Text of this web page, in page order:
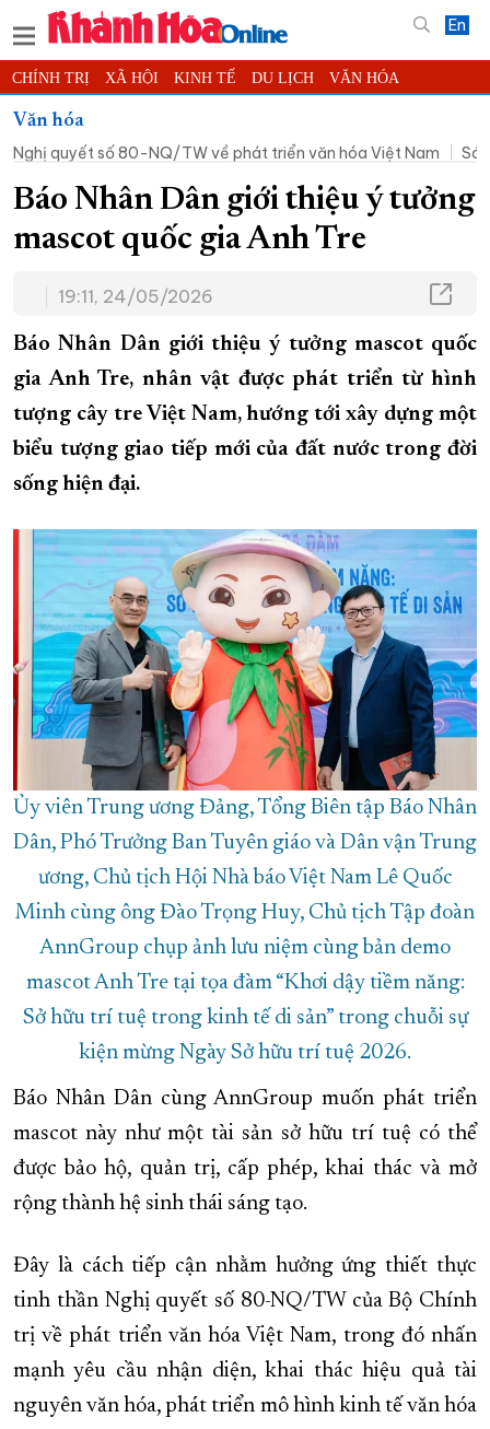
En
CHÍNH TRỊ XÃ HỘI KINH TẾ DU LỊCH VĂN HÓA
THỂ THAO
KHOA HỌC - CÔNG NGHỆ PHÁP LUẬT BẠN ĐỌC PHÓNG SỰ
THẾ GIỚI MULTIMEDIA VIDEO ĐỌC BÁO ONLINE
THÔNG TIN - QUẢNG CÁO
TRƯỜNG SA BIỂN ĐẢO QUÊ HƯƠNG
CHUNG TAY CẢI CÁCH HÀNH CHÍNH
XÂY DỰNG NÔNG THÔN MỚI LỊCH CẮT ĐIỆN
TÀU - XE - MÁY BAY
KỶ NIỆM 370 NĂM XÂY DỰNG VÀ PHÁT TRIỂN TỈNH KHÁNH HÒA
KHOẢNH KHẮC ĐẸP XỨ TRẦM
ĐẠI HỘI ĐẢNG CÁC CẤP TRANG CHỦ VỀ BÁO KHÁNH HÒA
Văn hóa
Nghị quyết số 80-NQ/TW về phát triển văn hóa Việt Nam
Báo Nhân Dân giới thiệu ý tưởng
mascot quốc gia Anh Tre
19:11, 24/05/2026
Báo Nhân Dân giới thiệu ý tưởng mascot quốc
gia Anh Tre, nhân vật được phát triển từ hình
tượng cây tre Việt Nam, hướng tới xây dựng một
biểu tượng giao tiếp mới của đất nước trong đời
sống hiện đại.
Ủy viên Trung ương Đảng, Tổng Biên tập Báo Nhân
Dân, Phó Trưởng Ban Tuyên giáo và Dân vận Trung
ương, Chủ tịch Hội Nhà báo Việt Nam Lê Quốc
Minh cùng ông Đào Trọng Huy, Chủ tịch Tập đoàn
AnnGroup chụp ảnh lưu niệm cùng bản demo
mascot Anh Tre tại tọa đàm “Khơi dậy tiềm năng:
Sở hữu trí tuệ trong kinh tế di sản” trong chuỗi sự
kiện mừng Ngày Sở hữu trí tuệ 2026.
Báo Nhân Dân cùng AnnGroup muốn phát triển
mascot này như một tài sản sở hữu trí tuệ có thể
được bảo hộ, quản trị, cấp phép, khai thác và mở
rộng thành hệ sinh thái sáng tạo.
Đây là cách tiếp cận nhằm hưởng ứng thiết thực
tinh thần Nghị quyết số 80-NQ/TW của Bộ Chính
trị về phát triển văn hóa Việt Nam, trong đó nhấn
mạnh yêu cầu nhận diện, khai thác hiệu quả tài
nguyên văn hóa, phát triển mô hình kinh tế văn hóa